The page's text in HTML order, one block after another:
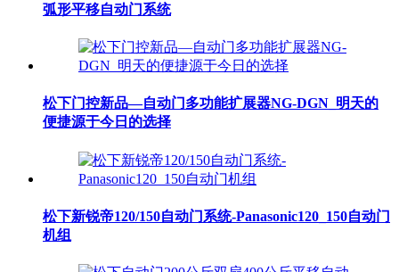
弧形平移自动门系统
松下门控新品—自动门多功能扩展器NG-DGN_明天的
便捷源于今日的选择
松下新锐帝120/150自动门系统-Panasonic120_150自动门
机组